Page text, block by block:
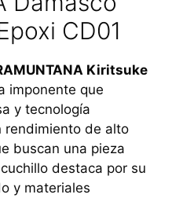
CD01
Kiritsuke
imponente que
y tecnología
rendimiento de alto
buscan una pieza
destaca por su
y materiales